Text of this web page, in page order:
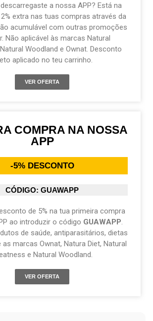
a nossa APP? Está na
extra nas tuas compras através da
acumulável com outras promoções
Não aplicável às marcas Natural
Woodland e Ownat. Desconto
aplicado no teu carrinho.
VER OFERTA
COMPRA NA NOSSA
APP
-5% DESCONTO
CÓDIGO: GUAWAPP
de 5% na tua primeira compra
ao introduzir o código GUAWAPP
de saúde, antiparasitários, dietas
as marcas Ownat, Natura Diet, Natural
e Natural Woodland.
VER OFERTA